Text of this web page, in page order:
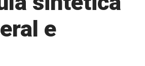
e